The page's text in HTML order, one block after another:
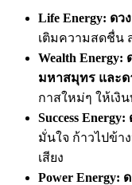
Life Energy: ดว
เติมความสดชื่น
Wealth Energy:
มหาสมุทร และด
กาสใหม่ๆ ให้เงิ
Success Energy:
มั่นใจ ก้าวไปข้า
เสียง
Power Energy: